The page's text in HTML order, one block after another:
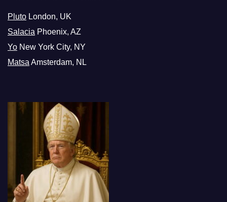
Pluto London, UK
Salacia Phoenix, AZ
Yo New York City, NY
MatsaAmsterdam, NL